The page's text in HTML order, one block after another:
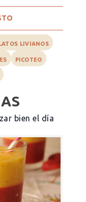
LIVIANOS
PICOTEO
bien el día